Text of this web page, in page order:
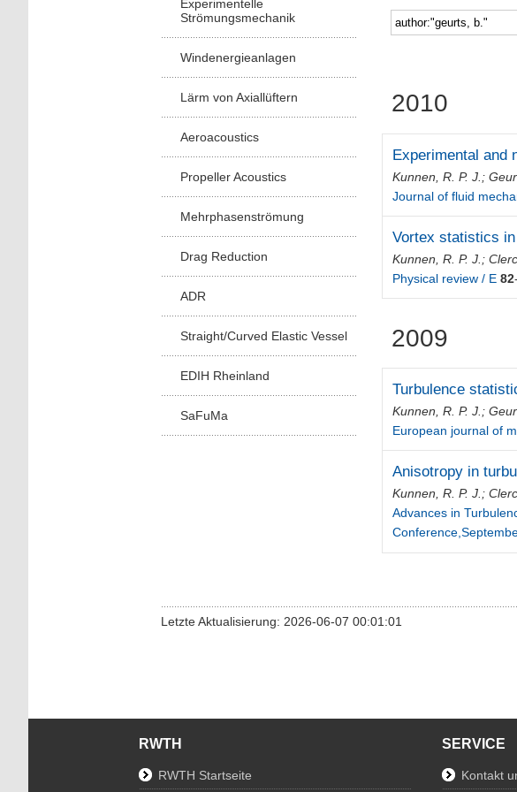
Experimentelle
Strömungsmechanik
Windenergieanlagen
Lärm von Axiallüftern
Aeroacoustics
Propeller Acoustics
Mehrphasenströmung
Drag Reduction
ADR
Straight/Curved Elastic Vessel
EDIH Rheinland
SaFuMa
2010
Experimental and
Kunnen, R. P. J. ;
Journal of fluid
Vortex statistics
Kunnen, R. P. J. ;
Physical review / E 82
2009
Turbulence
Kunnen, R. P. J. ;
European journal of
Anisotropy in
Kunnen, R. P. J.;
Advances in
Letzte Aktualisierung: 2026-06-07 00:01:01
RWTH
RWTH Startseite
SERVICE
Kontakt